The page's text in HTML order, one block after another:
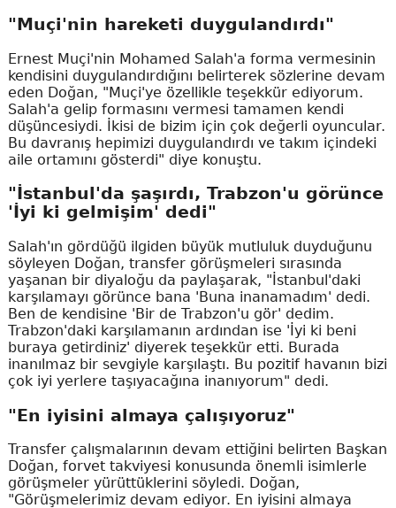
"Muçi'nin hareketi duygulandırdı"
Ernest Muçi'nin Mohamed Salah'a forma vermesinin
kendisini duygulandırdığını belirterek sözlerine devam
eden Doğan, "Muçi'ye özellikle teşekkür ediyorum.
Salah'a gelip formasını vermesi tamamen kendi
düşüncesiydi. İkisi de bizim için çok değerli oyuncular.
Bu davranış hepimizi duygulandırdı ve takım içindeki
aile ortamını gösterdi" diye konuştu.
"İstanbul'da şaşırdı, Trabzon'u görünce
'İyi ki gelmişim' dedi"
Salah'ın gördüğü ilgiden büyük mutluluk duyduğunu
söyleyen Doğan, transfer görüşmeleri sırasında
yaşanan bir diyaloğu da paylaşarak, "İstanbul'daki
karşılamayı görünce bana 'Buna inanamadım' dedi.
Ben de kendisine 'Bir de Trabzon'u gör' dedim.
Trabzon'daki karşılamanın ardından ise 'İyi ki beni
buraya getirdiniz' diyerek teşekkür etti. Burada
inanılmaz bir sevgiyle karşılaştı. Bu pozitif havanın bizi
çok iyi yerlere taşıyacağına inanıyorum" dedi.
"En iyisini almaya çalışıyoruz"
Transfer çalışmalarının devam ettiğini belirten Başkan
Doğan, forvet takviyesi konusunda önemli isimlerle
görüşmeler yürüttüklerini söyledi. Doğan,
"Görüşmelerimiz devam ediyor. En iyisini almaya